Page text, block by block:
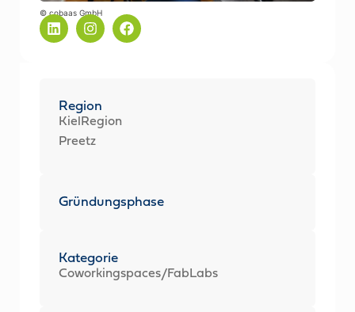
© cobaas GmbH
Region
KielRegion
Preetz
Gründungsphase
Kategorie
Coworkingspaces/FabLabs